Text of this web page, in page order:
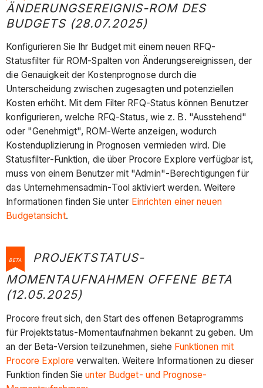
ÄNDERUNGSEREIGNIS-ROM DES
BUDGETS (28.07.2025)
Konfigurieren Sie Ihr Budget mit einem neuen RFQ-
Statusfilter für ROM-Spalten von Änderungsereignissen, der
die Genauigkeit der Kostenprognose durch die
Unterscheidung zwischen zugesagten und potenziellen
Kosten erhöht. Mit dem Filter RFQ-Status können Benutzer
konfigurieren, welche RFQ-Status, wie z. B. "Ausstehend"
oder "Genehmigt", ROM-Werte anzeigen, wodurch
Kostenduplizierung in Prognosen vermieden wird. Die
Statusfilter-Funktion, die über Procore Explore verfügbar ist,
muss von einem Benutzer mit "Admin"-Berechtigungen für
das Unternehmensadmin-Tool aktiviert werden. Weitere
Informationen finden Sie unter Einrichten einer neuen
Budgetansicht.
BETA
PROJEKTSTATUS-
MOMENTAUFNAHMEN OFFENE BETA
(12.05.2025)
Procore freut sich, den Start des offenen Betaprogramms
für Projektstatus-Momentaufnahmen bekannt zu geben. Um
an der Beta-Version teilzunehmen, siehe Funktionen mit
Procore Explore verwalten. Weitere Informationen zu dieser
Funktion finden Sieunter Budget- und Prognose-